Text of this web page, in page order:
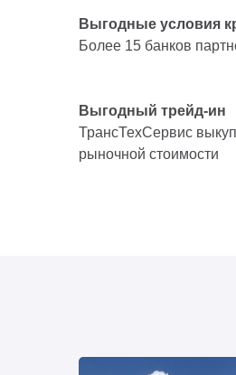
Выгодные условия
Более 15 банков
Выгодный трейд-ин
ТрансТехСервис
рыночной стоимости